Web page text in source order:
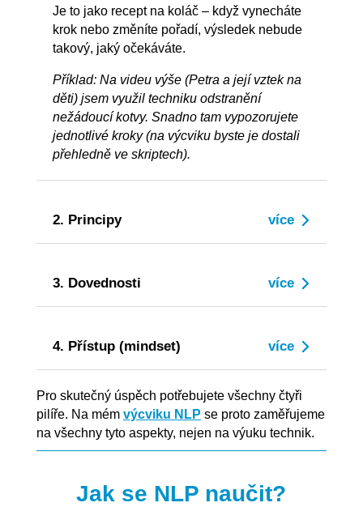
Je to jako recept na koláč – když vynecháte
krok nebo změníte pořadí, výsledek nebude
takový, jaký očekáváte.
Příklad: Na videu výše (Petra a její vztek na
děti) jsem využil techniku odstranění
nežádoucí kotvy. Snadno tam vypozorujete
jednotlivé kroky (na výcviku byste je dostali
přehledně ve skriptech).
2. Principy
3. Dovednosti
4. Přístup (mindset)
Pro skutečný úspěch potřebujete všechny čtyři
pilíře. Na mém výcviku NLP se proto zaměřujeme
na všechny tyto aspekty, nejen na výuku technik.
Jak se NLP naučit?